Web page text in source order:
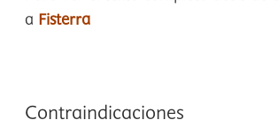
a Fisterra
Contraindicaciones